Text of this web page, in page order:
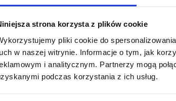
strona korzysta z plików cookie
pliki cookie do
w naszej witrynie. Informacje o tym, jak
i analitycznym. Partnerzy mogą
podczas korzystania z ich usług.